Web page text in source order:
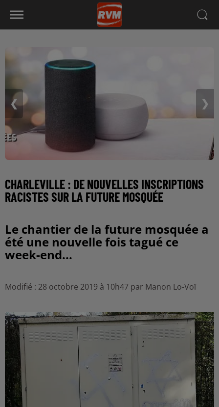
❮ ❯
CHARLEVILLE : DE NOUVELLES INSCRIPTIONS
RACISTES SUR LA FUTURE MOSQUÉE
Le chantier de la future mosquée a
été une nouvelle fois tagué ce
week-end...
Modifié : 28 octobre 2019 à 10h47 par Manon Lo-Voï